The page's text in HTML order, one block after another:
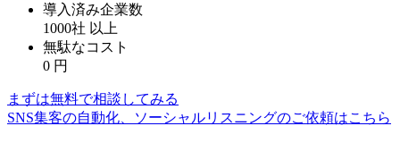
導入済み企業数
1000社 以上
無駄なコスト
0 円
まずは無料で相談してみる
SNS集客の自動化、ソーシャルリスニングのご依頼はこちら